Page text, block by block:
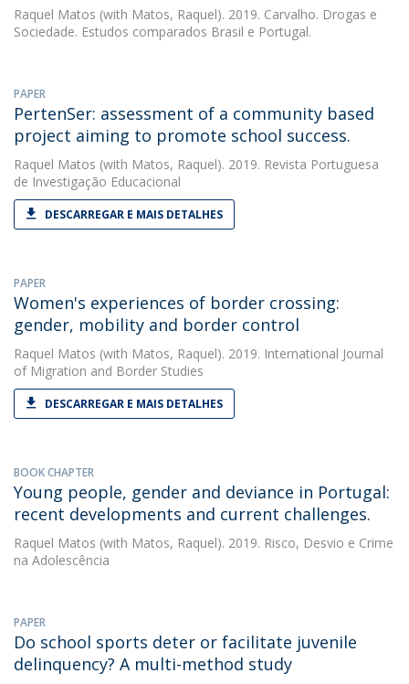
Raquel Matos (with Matos, Raquel). 2019. Carvalho. Drogas e
Sociedade. Estudos comparados Brasil e Portugal.
PAPER
PertenSer: assessment of a community based
project aiming to promote school success.
Raquel Matos (with Matos, Raquel). 2019. Revista Portuguesa
de Investigação Educacional
DESCARREGAR E MAIS DETALHES
PAPER
Women's experiences of border crossing:
gender, mobility and border control
Raquel Matos (with Matos, Raquel). 2019. International Journal
of Migration and Border Studies
DESCARREGAR E MAIS DETALHES
BOOK CHAPTER
Young people, gender and deviance in Portugal:
recent developments and current challenges.
Raquel Matos (with Matos, Raquel). 2019. Risco, Desvio e Crime
na Adolescência
PAPER
Do school sports deter or facilitate juvenile
delinquency? A multi-method study